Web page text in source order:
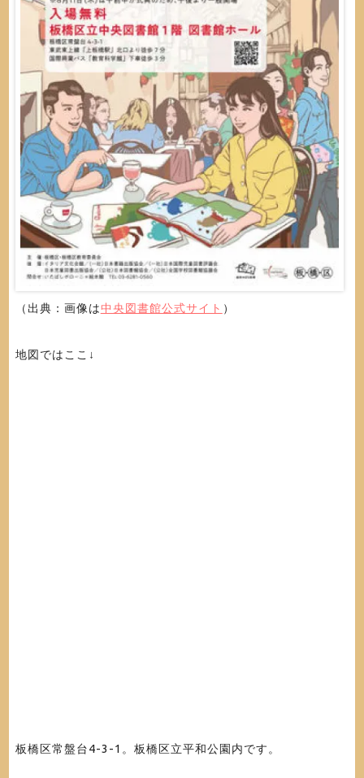
（出典：画像は中央図書館公式サイト ）
地図ではここ↓
板橋区常盤台4-3-1。板橋区立平和公園内です。